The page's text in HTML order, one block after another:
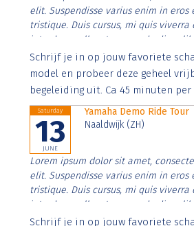
elit. Suspendisse varius enim in eros
tristique. Duis cursus, mi quis viverra
interdum nulla, ut commodo diam
Aenean faucibus nibh et justo cursus
imperdiet. Nunc ut sem vitae risus
Schrijf je in op jouw favoriete
model en probeer deze geheel
begeleiding uit. Ca 45 minuten
Saturday
13
JUNE
Yamaha Demo Ride Tour
Naaldwijk (ZH)
Lorem ipsum dolor sit amet,
elit. Suspendisse varius enim in eros
tristique. Duis cursus, mi quis viverra
interdum nulla, ut commodo diam
Aenean faucibus nibh et justo cursus
Schrijf je in op jouw favoriete